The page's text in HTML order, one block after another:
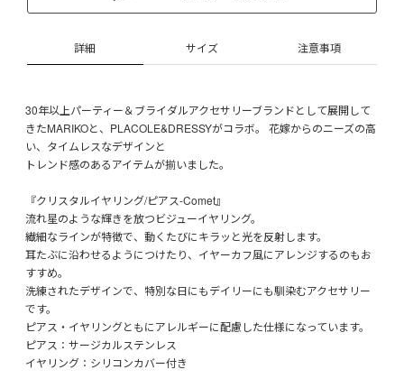
詳細 サイズ 注意事項
30年以上パーティー＆ブライダルアクセサリーブランドとして展開して
きたMARIKOと、PLACOLE&DRESSYがコラボ。 花嫁からのニーズの高
い、タイムレスなデザインと
トレンド感のあるアイテムが揃いました。
『クリスタルイヤリング/ピアス-Comet』
流れ星のような輝きを放つビジューイヤリング。
繊細なラインが特徴で、動くたびにキラッと光を反射します。
耳たぶに沿わせるようにつけたり、イヤーカフ風にアレンジするのもお
すすめ。
洗練されたデザインで、特別な日にもデイリーにも馴染むアクセサリー
です。
ピアス・イヤリングともにアレルギーに配慮した仕様になっています。
ピアス：サージカルステンレス
イヤリング：シリコンカバー付き